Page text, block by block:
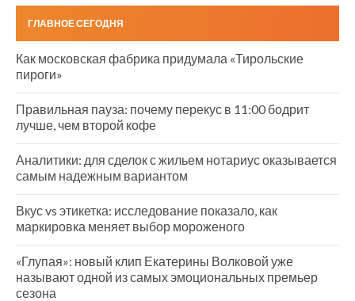
ГЛАВНОЕ СЕГОДНЯ
Как московская фабрика придумала «Тирольские
пироги»
Правильная пауза: почему перекус в 11:00 бодрит
лучше, чем второй кофе
Аналитики: для сделок с жильем нотариус оказывается
самым надежным вариантом
Вкус vs этикетка: исследование показало, как
маркировка меняет выбор мороженого
«Глупая»: новый клип Екатерины Волковой уже
называют одной из самых эмоциональных премьер
сезона